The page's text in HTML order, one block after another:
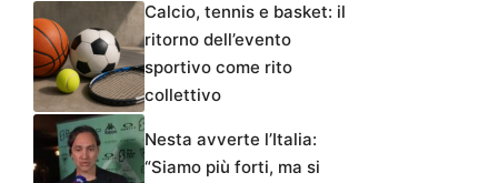
Calcio, tennis e basket: il
ritorno dell’evento
sportivo come rito
collettivo
Nesta avverte l’Italia:
“Siamo più forti, ma si